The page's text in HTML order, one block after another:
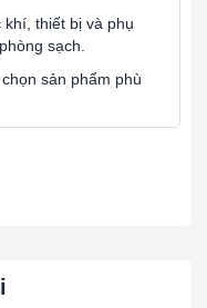
thiết bị và phụ
sạch.
sản phẩm phù